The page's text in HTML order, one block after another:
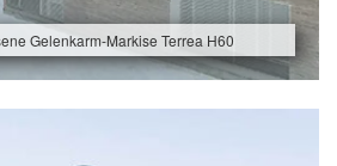
Gelenkarm-Markise Terrea H60